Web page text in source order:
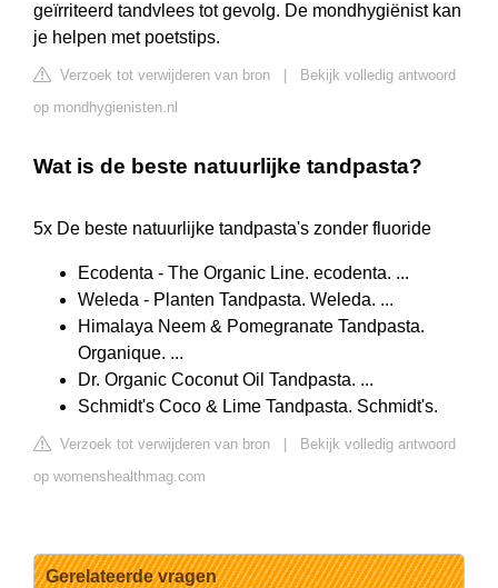
geïrriteerd tandvlees tot gevolg. De mondhygiënist kan
je helpen met poetstips.
Verzoek tot verwijderen van bron
Bekijk volledig antwoord
op mondhygienisten.nl
Wat is de beste natuurlijke tandpasta?
5x De beste natuurlijke tandpasta's zonder fluoride
Ecodenta - The Organic Line. ecodenta. ...
Weleda - Planten Tandpasta. Weleda. ...
Himalaya Neem & Pomegranate Tandpasta.
Organique. ...
Dr. Organic Coconut Oil Tandpasta. ...
Schmidt's Coco & Lime Tandpasta. Schmidt's.
Verzoek tot verwijderen van bron
Bekijk volledig antwoord
op womenshealthmag.com
Gerelateerde vragen